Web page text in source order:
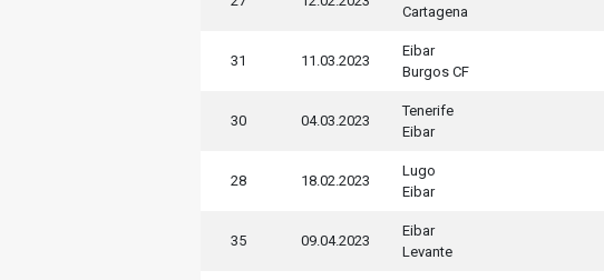
Cartagena
31 11.03.2023
Eibar
Burgos CF
30 04.03.2023
Tenerife
Eibar
28 18.02.2023
Lugo
Eibar
35 09.04.2023
Eibar
Levante